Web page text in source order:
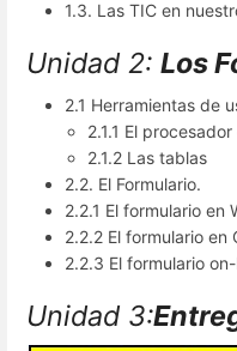
1.3. Las TIC en
Unidad 2: Los
2.1 Herramientas de
2.1.1 El
2.1.2 Las tablas
2.2. El Formulario.
2.2.1 El formulario en
2.2.2 El formulario en
2.2.3 El formulario
Unidad 3: